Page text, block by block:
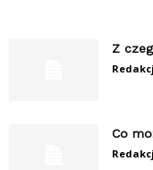
Z
Co